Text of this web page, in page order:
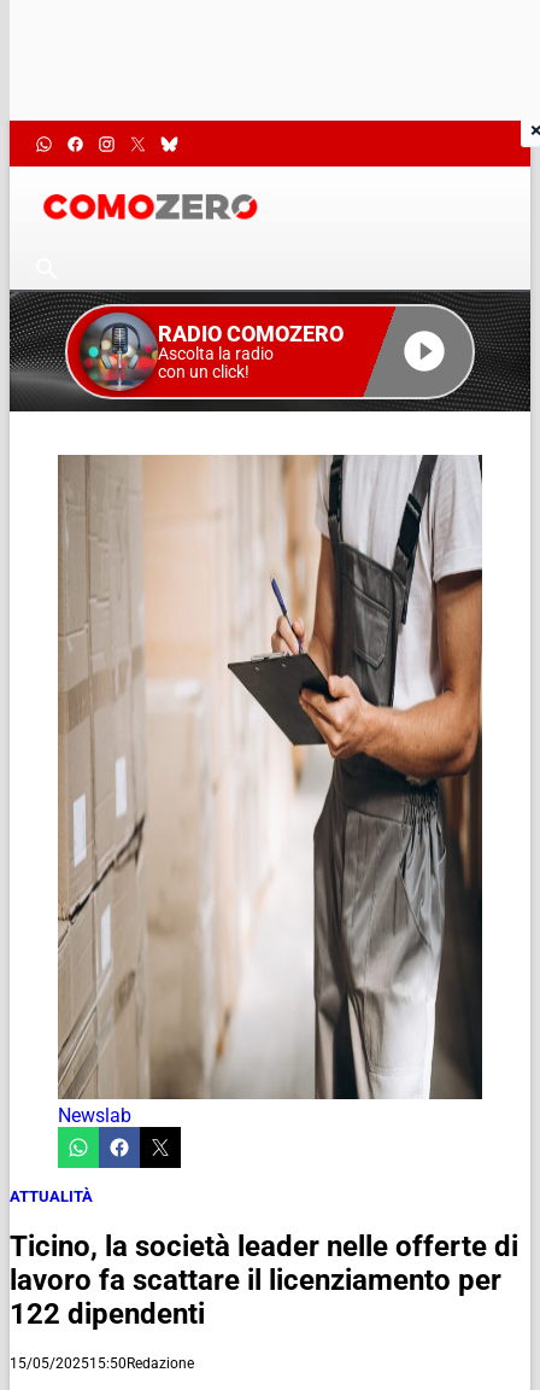
RADIO COMOZERO
Ascolta la radio
con un click!
Newslab
ATTUALITÀ
Ticino, la società leader nelle offerte di
lavoro fa scattare il licenziamento per
122 dipendenti
15/05/202515:50Redazione